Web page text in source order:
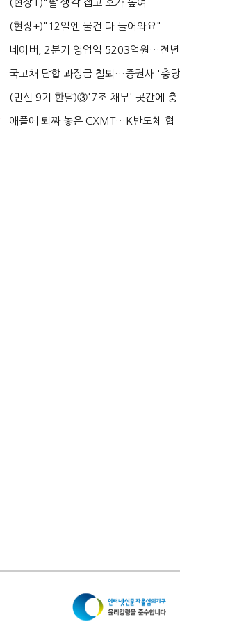
(현장+)"팔 생각 접고 호가 높여
요"…'덜 똘똘한 한 채' 20...
(현장+)"12일엔 물건 다 들어와요"…
빈 매대 채우며 문 연 ...
네이버, 2분기 영업익 5203억원…전년
비 0.2% 감소...
국고채 담합 과징금 철퇴…증권사 '충당
금 폭탄' 우려...
(민선 9기 한달)③'7조 채무' 곳간에 충
격…추미애, 20년...
애플에 퇴짜 놓은 CXMT…K반도체 협